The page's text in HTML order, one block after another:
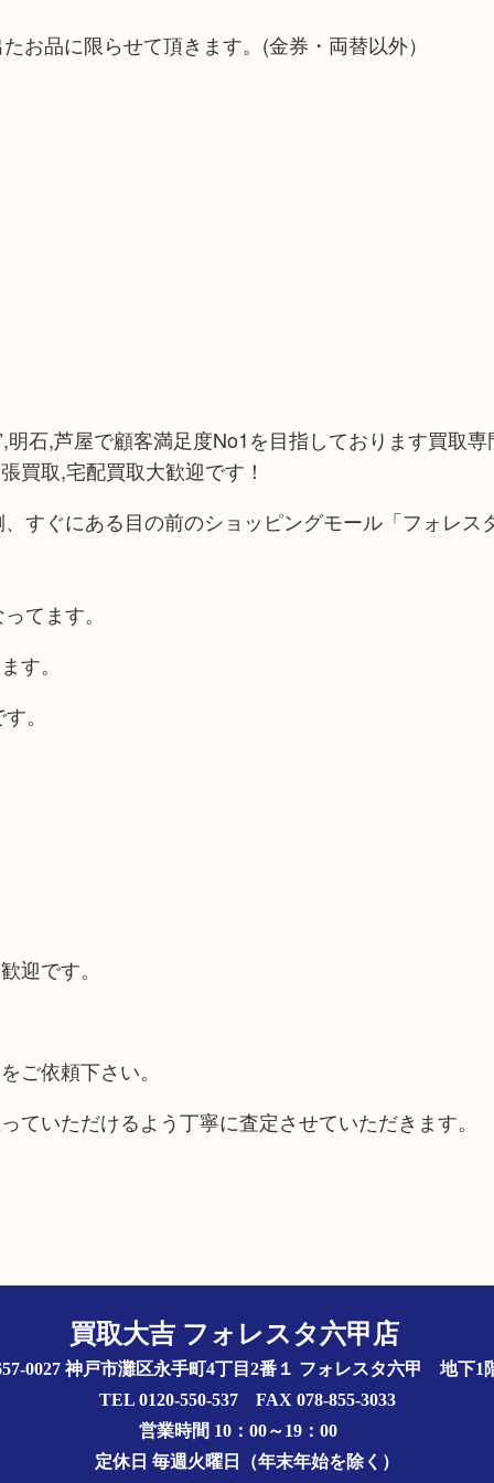
お品に限らせて頂きます。(金券・両替以外）
石,芦屋で顧客満足度No1を目指しております買取
買取,宅配買取大歓迎です！
すぐにある目の前のショッピングモール「フォレス
てます。
す。
。
迎です。
ご依頼下さい。
いただけるよう丁寧に査定させていただきます。
買取大吉 フォレスタ六甲店
0027 神戸市灘区永手町4丁目2番１ フォレスタ六甲 地下
TEL 0120-550-537 FAX 078-855-3033
営業時間 10：00～19：00
定休日 毎週火曜日（年末年始を除く）